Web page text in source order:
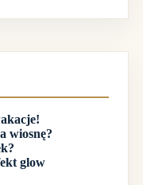
wiosnę?
glow